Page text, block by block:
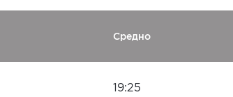
Средно
19:25